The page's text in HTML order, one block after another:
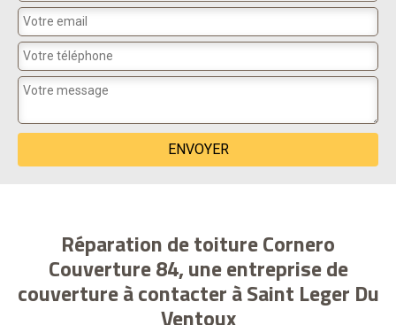
Réparation de toiture Cornero
Couverture 84, une entreprise de
couverture à contacter à Saint Leger Du
Ventoux